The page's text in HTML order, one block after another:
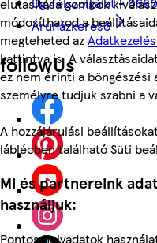
módosíthatod a
megteheted az
kattintva is. A
ez nem érinti a böngészési
személyre tudjuk szabni a
A hozzájárulási
láblécben található Süti
Mi és partnereink
használjuk:
Pontos helyadatok
Áruházkereső
followUs